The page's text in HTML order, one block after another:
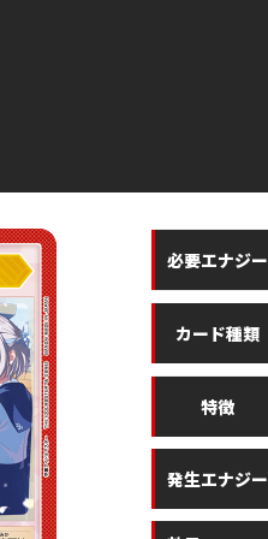
必要エナジー
カード種類
特徴
発生エナジー